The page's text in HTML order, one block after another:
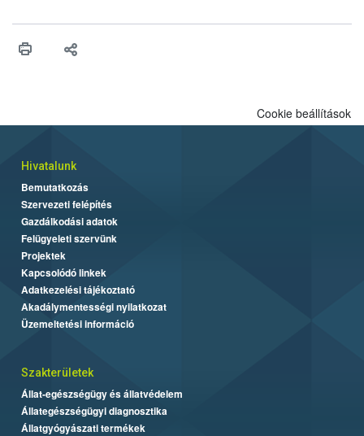
érésű szőlőkben is legyen lehetőség a károsító elleni további
felhasználók számára is elérhető és ökológiai termesztésben is
Cookie beállítások
Hivatalunk
Bemutatkozás
Szervezeti felépítés
Gazdálkodási adatok
Felügyeleti szervünk
Projektek
Kapcsolódó linkek
Adatkezelési tájékoztató
Akadálymentességi nyilatkozat
Üzemeltetési információ
Szakterületek
Állat-egészségügy és állatvédelem
Állategészségügyi diagnosztika
Állatgyógyászati termékek